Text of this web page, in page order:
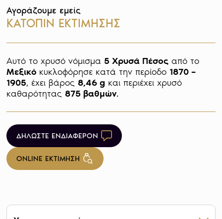
Αγοράζουμε εμείς
ΚΑΤΟΠΙΝ ΕΚΤΙΜΗΣΗΣ
Αυτό το χρυσό νόμισμα 5 Χρυσά Πέσος
Μεξικό κυκλοφόρησε κατά την περίοδο 1870 –
1905, έχει βάρος 8,46 g και περιέχει χρυσό
καθαρότητας 875 βαθμών.
ΔΗΛΩΣΤΕ ΕΝΔΙΑΦΕΡΟΝ
ONLINE ΕΚΤΙΜΗΣΗ